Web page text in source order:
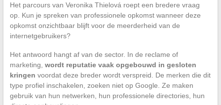
Het parcours van Veronika Thielová roept een bredere vraag
op. Kun je spreken van professionele opkomst wanneer deze
opkomst onzichtbaar blijft voor de meerderheid van de
internetgebruikers?
Het antwoord hangt af van de sector. In de reclame of
marketing, wordt reputatie vaak opgebouwd in gesloten
kringen voordat deze breder wordt verspreid. De merken die dit
type profiel inschakelen, zoeken niet op Google. Ze maken
gebruik van hun netwerken, hun professionele directories, hun